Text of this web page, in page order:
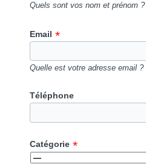
Quels sont vos nom et prénom ?
Email
Quelle est votre adresse email ?
Téléphone
Catégorie